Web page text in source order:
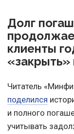
Долг
клиенты
Читатель
поделился
и полного
учитывать